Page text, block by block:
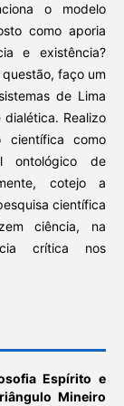
o modelo
como aporia
e existência?
faço um
de Lima
Realizo
científica como
ontológico de
cotejo a
científica
ciência, na
crítica nos
Espírito e
Mineiro